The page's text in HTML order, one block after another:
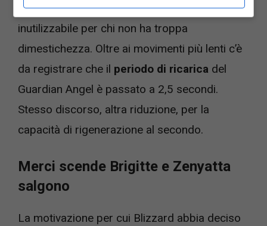
rendere questo personaggio ostico e
inutilizzabile per chi non ha troppa
dimestichezza. Oltre ai movimenti più lenti c’è
da registrare che il periodo di ricarica del
Guardian Angel è passato a 2,5 secondi.
Stesso discorso, altra riduzione, per la
capacità di rigenerazione al secondo.
Merci scende Brigitte e Zenyatta
salgono
La motivazione per cui Blizzard abbia deciso